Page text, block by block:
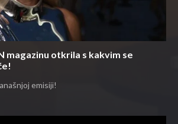
magazinu otkrila s kakvim se
emisiji!